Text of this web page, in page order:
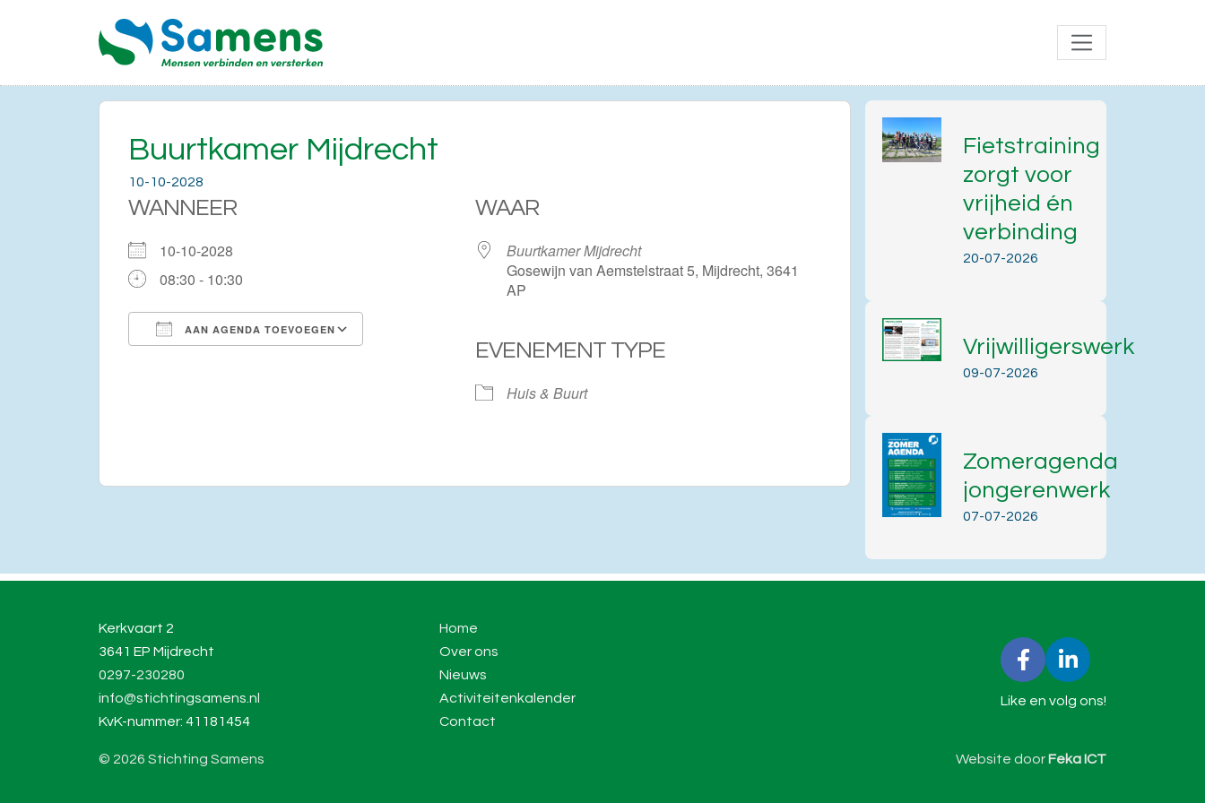
Buurtkamer Mijdrecht
10-10-2028
WANNEER
10-10-2028
08:30 - 10:30
AAN AGENDA TOEVOEGEN
Google Calendar iCalendar Office 365 Outlook Live
WAAR
Buurtkamer Mijdrecht
Gosewijn van Aemstelstraat 5, Mijdrecht, 3641
AP
EVENEMENT TYPE
Huis & Buurt
Fietstraining
zorgt voor
vrijheid én
verbinding
20-07-2026
Vrijwilligerswerk
09-07-2026
Zomeragenda
jongerenwerk
07-07-2026
Kerkvaart 2
3641 EP Mijdrecht
0297-230280
info@stichtingsamens.nl
KvK-nummer: 41181454
Home
Over ons
Nieuws
Activiteitenkalender
Contact
Like en volg ons!
© 2026 Stichting Samens Website door Feka ICT